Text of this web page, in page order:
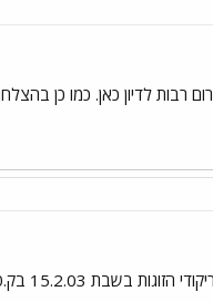
רבות לדיון כאן. כמו כן
השער של אתר רוקדים. כל טוב ולילה טוב.